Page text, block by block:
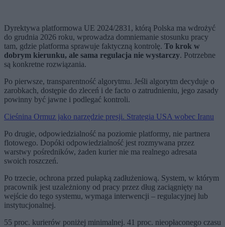
Dyrektywa platformowa UE 2024/2831, którą Polska ma wdrożyć
do grudnia 2026 roku, wprowadza domniemanie stosunku pracy
tam, gdzie platforma sprawuje faktyczną kontrolę. To krok w
dobrym kierunku, ale sama regulacja nie wystarczy. Potrzebne
są konkretne rozwiązania.
Po pierwsze, transparentność algorytmu. Jeśli algorytm decyduje o
zarobkach, dostępie do zleceń i de facto o zatrudnieniu, jego zasady
powinny być jawne i podlegać kontroli.
Cieśnina Ormuz jako narzędzie presji. Strategia USA wobec Iranu
Po drugie, odpowiedzialność na poziomie platformy, nie partnera
flotowego. Dopóki odpowiedzialność jest rozmywana przez
warstwy pośredników, żaden kurier nie ma realnego adresata
swoich roszczeń.
Po trzecie, ochrona przed pułapką zadłużeniową. System, w którym
pracownik jest uzależniony od pracy przez dług zaciągnięty na
wejście do tego systemu, wymaga interwencji – regulacyjnej lub
instytucjonalnej.
55 proc. kurierów poniżej minimalnej. 41 proc. nieopłaconego czasu